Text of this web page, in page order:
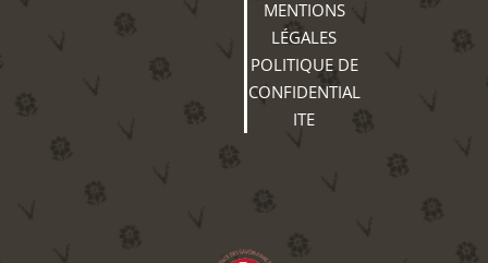
MENTIONS
LÉGALES
POLITIQUE DE
CONFIDENTIAL
ITE